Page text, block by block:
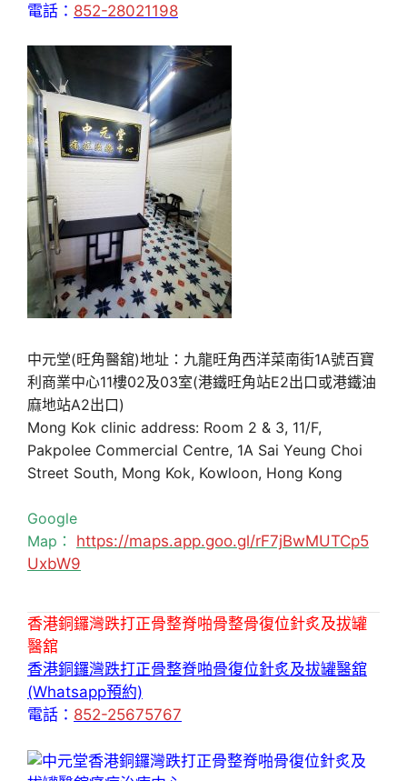
電話： 852-28021198
中元堂(旺角醫舘)地址：九龍旺角西洋菜南街1A號百寶
利商業中心11樓02及03室(港鐵旺角站E2出口或港鐵油
麻地站A2出口)
Mong Kok clinic address: Room 2 & 3, 11/F,
Pakpolee Commercial Centre, 1A Sai Yeung Choi
Street South, Mong Kok, Kowloon, Hong Kong
Google
Map： https://maps.app.goo.gl/rF7jBwMUTCp5
UxbW9
香港銅鑼灣跌打正骨整脊啪骨整骨復位針炙及拔罐
醫舘
香港銅鑼灣跌打正骨整脊啪骨復位針炙及拔罐醫舘
(Whatsapp預約)
電話： 852-25675767